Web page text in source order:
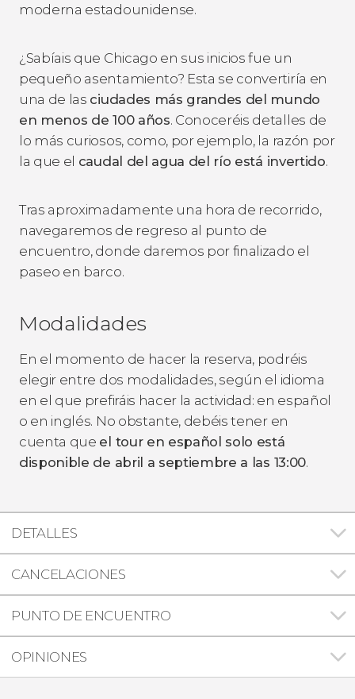
moderna estadounidense.
¿Sabíais que Chicago en sus inicios fue un
pequeño asentamiento? Esta se convertiría en
una de las ciudades más grandes del mundo
en menos de 100 años. Conoceréis detalles de
lo más curiosos, como, por ejemplo, la razón por
la que el caudal del agua del río está invertido.
Tras aproximadamente una hora de recorrido,
navegaremos de regreso al punto de
encuentro, donde daremos por finalizado el
paseo en barco.
Modalidades
En el momento de hacer la reserva, podréis
elegir entre dos modalidades, según el idioma
en el que prefiráis hacer la actividad: en español
o en inglés. No obstante, debéis tener en
cuenta que el tour en español solo está
disponible de abril a septiembre a las 13:00.
DETALLES
CANCELACIONES
PUNTO DE ENCUENTRO
OPINIONES